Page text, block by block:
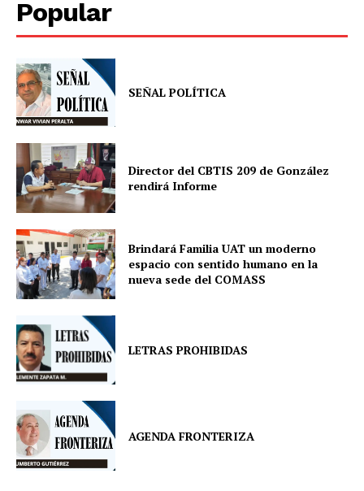
Popular
SEÑAL POLÍTICA
Director del CBTIS 209 de González
rendirá Informe
Brindará Familia UAT un moderno
espacio con sentido humano en la
nueva sede del COMASS
LETRAS PROHIBIDAS
AGENDA FRONTERIZA